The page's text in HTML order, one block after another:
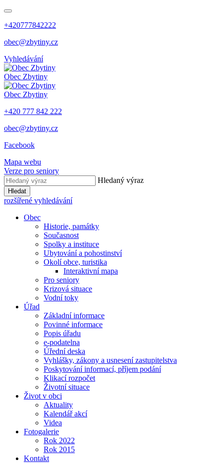
+420777842222
obec@zbytiny.cz
Vyhledávání
Obec Zbytiny
Obec Zbytiny
+420 777 842 222
obec@zbytiny.cz
Facebook
Mapa webu
Verze pro seniory
Hledaný výraz
Hledat
rozšířené vyhledávání
Obec
Historie, památky
Současnost
Spolky a instituce
Ubytování a pohostinství
Okolí obce, turistika
Interaktivní mapa
Pro seniory
Krizová situace
Vodní toky
Úřad
Základní informace
Povinné informace
Popis úřadu
e-podatelna
Úřední deska
Vyhlášky, zákony a usnesení zastupitelstva
Poskytování informací, příjem podání
Klikací rozpočet
Životní situace
Život v obci
Aktuality
Kalendář akcí
Videa
Fotogalerie
Rok 2022
Rok 2015
Kontakt